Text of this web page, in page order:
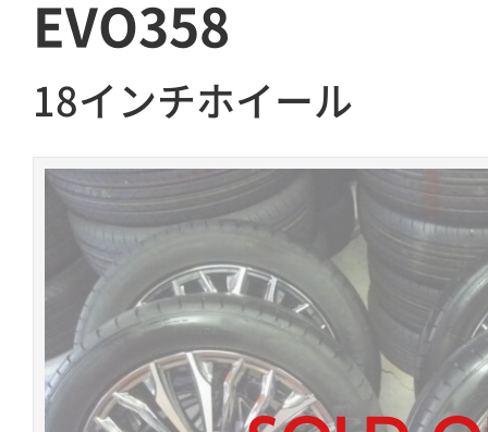
EVO358
18インチホイール